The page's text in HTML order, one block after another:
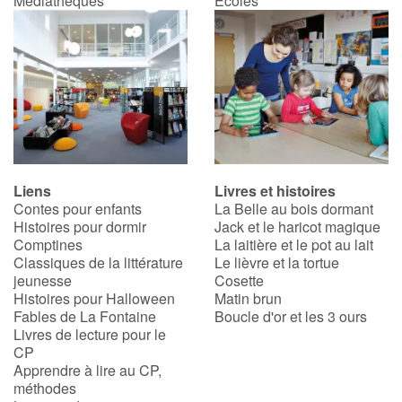
Catalogue anglais
Contraste +
Aide
Accueil
Famille
Écoles
Médiathèques
Vidéos & Tutoriaux
Liens
Contes pour enfants
Histoires pour dormir
Comptines
Classiques de la littérature
jeunesse
Histoires pour Halloween
Fables de La Fontaine
Livres de lecture pour le
CP
Apprendre à lire au CP,
méthodes
Livres et histoires
La Belle au bois dormant
Jack et le haricot magique
La laitière et le pot au lait
Le lièvre et la tortue
Cosette
Matin brun
Boucle d'or et les 3 ours